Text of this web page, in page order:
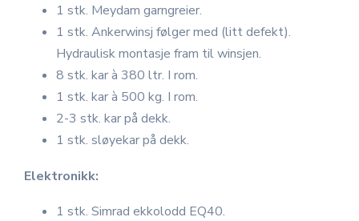
1 stk. Meydam garngreier.
1 stk. Ankerwinsj følger med (litt defekt).
Hydraulisk montasje fram til winsjen.
8 stk. kar à 380 ltr. I rom.
1 stk. kar à 500 kg. I rom.
2-3 stk. kar på dekk.
1 stk. sløyekar på dekk.
Elektronikk:
1 stk. Simrad ekkolodd EQ40.